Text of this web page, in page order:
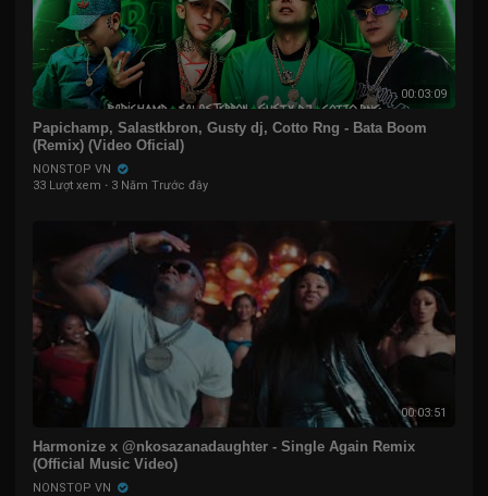
00:03:09
Papichamp, Salastkbron, Gusty dj, Cotto Rng - Bata Boom
(Remix) (Video Oficial)
NONSTOP VN
33 Lượt xem · 3 Năm Trước đây
00:03:51
Harmonize x @nkosazanadaughter - Single Again Remix
(Official Music Video)
NONSTOP VN